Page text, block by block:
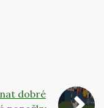
dobré